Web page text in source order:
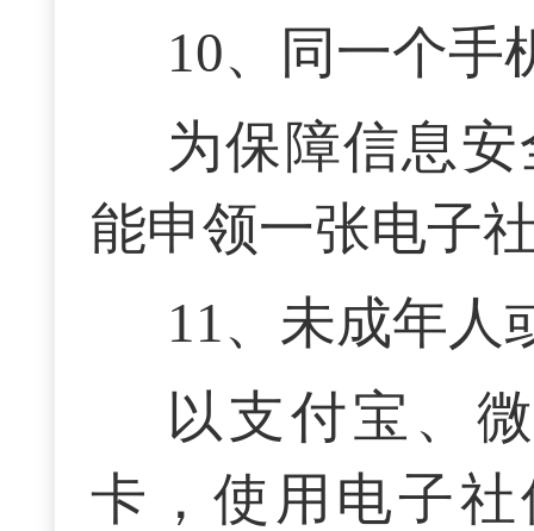
10、
同一个手
为保障信息
能申领一张电子
11、 未成年人
以支付宝、
卡，使用电子